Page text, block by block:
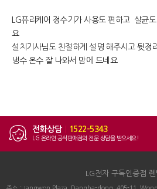
LG퓨리케어 정수기가 사용도 편하고 살균
요
설치기사님도 친절하게 설명 해주시고 뒷정
냉수 온수 잘 나와서 맘에 드네요
전화상담 1522-5343
LG 온라인 공식판매점의 전문 상담을 받으세요!
LG전자 구독인증점 렌